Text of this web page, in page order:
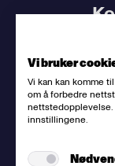
Vi bruker
Vi kan kan komme
om å forbedre
nettstedopplevelse.
innstillingene.